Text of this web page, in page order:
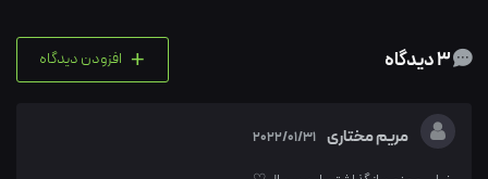
+ افزودن دیدگاه
مریم مختاری 2022/01/31